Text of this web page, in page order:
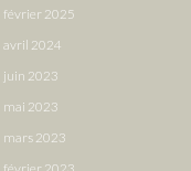
février 2025
avril 2024
juin 2023
mai 2023
mars 2023